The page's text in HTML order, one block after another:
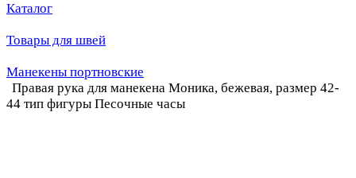
Каталог
Товары для швей
Манекены портновские
Правая рука для манекена Моника, бежевая, размер 42-
44 тип фигуры Песочные часы